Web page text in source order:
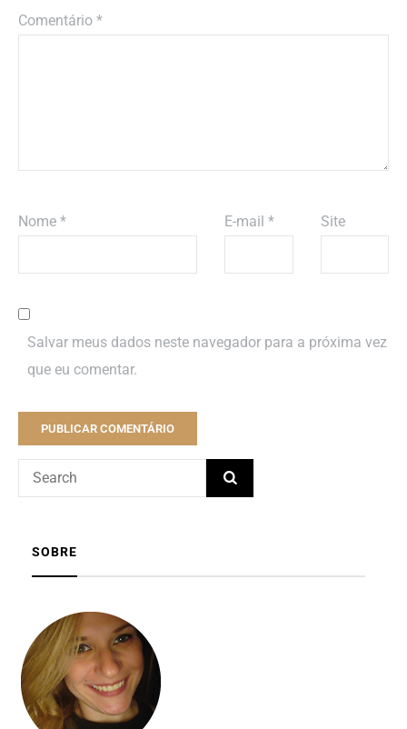
Comentário *
Nome * E-mail * Site
Salvar meus dados neste navegador para a próxima vez
que eu comentar.
SOBRE